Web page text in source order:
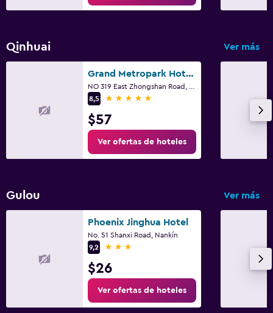
Qinhuai Ver más
Grand Metropark Hotel Nanjing
8,5
5 estrellas
$57
Ver ofertas de hoteles
Gulou Ver más
Phoenix Jinghua Hotel
No. 51 Shanxi Road, Nankín
9,2
3 estrellas
$26
Ver ofertas de hoteles